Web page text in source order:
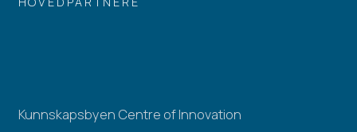
Kunnskapsbyen Centre of Innovation